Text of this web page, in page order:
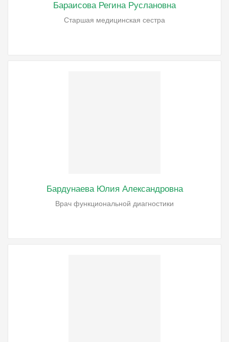
Бараисова Регина Руслановна
Старшая медицинская сестра
Бардунаева Юлия Александровна
Врач функциональной диагностики